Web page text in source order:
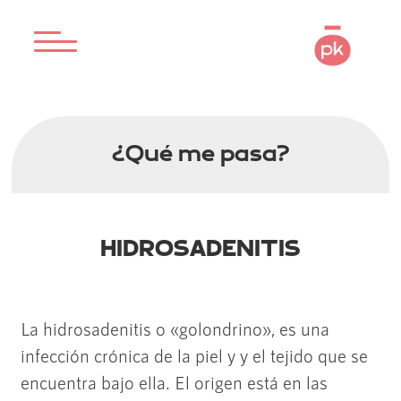
¿Qué me pasa?
HIDROSADENITIS
La hidrosadenitis o «golondrino», es una
infección crónica de la piel y y el tejido que se
encuentra bajo ella. El origen está en las